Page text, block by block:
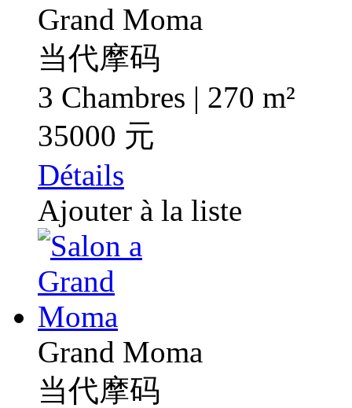
Grand Moma
当代摩码
3 Chambres | 270 m²
35000 元
Détails
Ajouter à la liste
Grand Moma
当代摩码